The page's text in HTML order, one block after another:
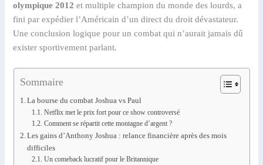
olympique 2012 et multiple champion du monde des lourds, a
fini par expédier l’Américain d’un direct du droit dévastateur.
Une conclusion logique pour un combat qui n’aurait jamais dû
exister sportivement parlant.
Sommaire
La bourse du combat Joshua vs Paul
Netflix met le prix fort pour ce show controversé
Comment se répartit cette montagne d’argent ?
Les gains d’Anthony Joshua : relance financière après des mois
difficiles
Un comeback lucratif pour le Britannique